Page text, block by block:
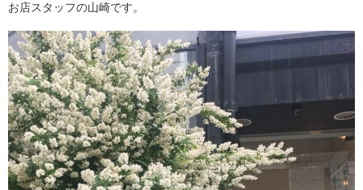
お店スタッフの山崎です。